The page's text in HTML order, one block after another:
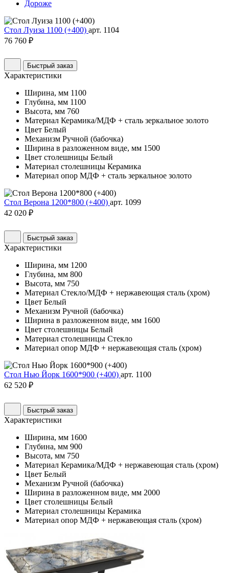
Дороже
Стол Луиза 1100 (+400) арт. 1104
76 760 ₽
Быстрый заказ
Характеристики
Ширина, мм 1100
Глубина, мм 1100
Высота, мм 760
Материал Керамика/МДФ + сталь зеркальное золото
Цвет Белый
Механизм Ручной (бабочка)
Ширина в разложенном виде, мм 1500
Цвет столешницы Белый
Материал столешницы Керамика
Материал опор МДФ + сталь зеркальное золото
Стол Верона 1200*800 (+400) арт. 1099
42 020 ₽
Быстрый заказ
Характеристики
Ширина, мм 1200
Глубина, мм 800
Высота, мм 750
Материал Стекло/МДФ + нержавеющая сталь (хром)
Цвет Белый
Механизм Ручной (бабочка)
Ширина в разложенном виде, мм 1600
Цвет столешницы Белый
Материал столешницы Стекло
Материал опор МДФ + нержавеющая сталь (хром)
Стол Нью Йорк 1600*900 (+400) арт. 1100
62 520 ₽
Быстрый заказ
Характеристики
Ширина, мм 1600
Глубина, мм 900
Высота, мм 750
Материал Керамика/МДФ + нержавеющая сталь (хром)
Цвет Белый
Механизм Ручной (бабочка)
Ширина в разложенном виде, мм 2000
Цвет столешницы Белый
Материал столешницы Керамика
Материал опор МДФ + нержавеющая сталь (хром)